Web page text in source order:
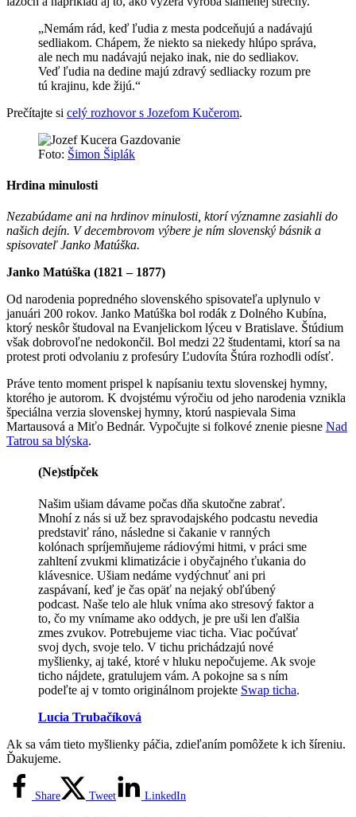
„Nemám rád, keď ľudia z mesta podceňujú a nadávajú
sedliakom. Chápem, že niekto sa niekedy hlúpo správa,
ale nech mu nadávajú nejako inak, nie do sedliakov.
Veď ľudia na dedine majú zdravý sedliacky rozum pre
tú krajinu, kde žijú.“
Prečítajte si celý rozhovor s Jozefom Kučerom.
Foto: Šimon Šiplák
Hrdina minulosti
Nezabúdame ani na hrdinov minulosti, ktorí významne zasiahli do
našich dejín. V decembrovom výbere je ním slovenský básnik a
spisovateľ Janko Matúška.
Janko Matúška (1821 – 1877)
Od narodenia popredného slovenského spisovateľa uplynulo v
januári 200 rokov. Janko Matúška bol rodák z Dolného Kubína,
ktorý neskôr študoval na Evanjelickom lýceu v Bratislave. Štúdium
však dobrovoľne nedokončil. Bol medzi 22 študentami, ktorí sa na
protest proti odvolaniu z profesúry Ľudovíta Štúra rozhodli odísť.
Práve tento moment prispel k napísaniu textu slovenskej hymny,
ktorého je autorom. K dvojstému výročiu od jeho narodenia vznikla
špeciálna verzia slovenskej hymny, ktorú naspievala Sima
Martausová a Miťo Bednár. Vypočujte si folkové znenie piesne Nad
Tatrou sa blýska.
(Ne)stĺpček
Našim ušiam dávame počas dňa skutočne zabrať.
Mnohí z nás si už bez spravodajského podcastu nevedia
predstaviť ráno, následne si čakanie v ranných
kolónach spríjemňujeme rádiovými hitmi, v práci sme
zahltení zvukmi klimatizácie i obyčajného ťukania do
klávesnice. Ušiam nedáme vydýchnuť ani pri
zaspávaní, keď je čas opäť na nejaký obľúbený
podcast. Naše telo ale hluk vníma ako stresový faktor a
to, čo my vnímame ako oddych, je pre uši len ďalšia
zmes zvukov. Potrebujeme viac ticha. Viac počúvať
svoj dych, svoje telo. V tichu prichádzajú nové
myšlienky, aj také, ktoré v hluku nepočujeme. Ak svoje
ticho nájdete, gratulujem vám. A pokojne sa s ním
podeľte aj v tomto originálnom projekte Swap ticha.
Lucia Trubačíková
Ak sa vám tieto myšlienky páčia, zdieľaním pomôžete k ich šíreniu.
Ďakujeme.
Share Tweet LinkedIn